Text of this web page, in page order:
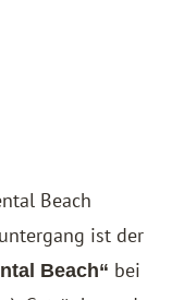
Beach
ist der
Beach“ bei